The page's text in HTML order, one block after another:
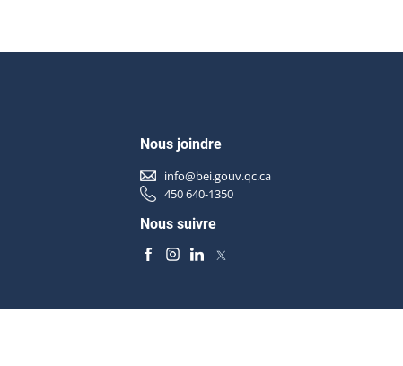
Nous joindre
info@bei.gouv.qc.ca
450 640-1350
Nous suivre